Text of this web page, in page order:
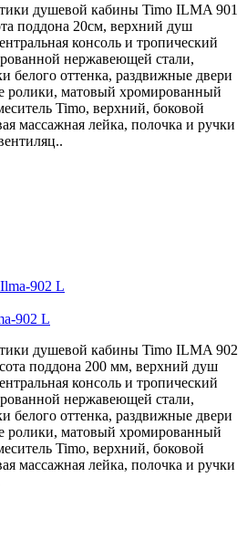
душевой кабины Timo ILMA 901
поддона 20см, верхний душ
консоль и тропический
нержавеющей стали,
белого оттенка, раздвижные двери
матовый хромированный
Timo, верхний, боковой
массажная лейка, полочка и ручки
902 L
душевой кабины Timo ILMA 902
поддона 200 мм, верхний душ
консоль и тропический
нержавеющей стали,
белого оттенка, раздвижные двери
матовый хромированный
Timo, верхний, боковой
массажная лейка, полочка и ручки